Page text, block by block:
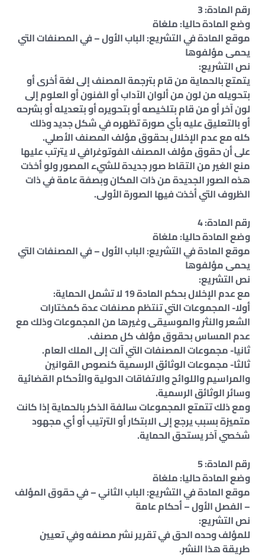
رقم المادة: 3
وضع المادة حاليا: ملغاة
موقع المادة في التشريع: الباب الأول – في المصنفات التي
يحمى مؤلفوها
نص التشريع:
يتمتع بالحماية من قام بترجمة المصنف إلى لغة أخرى أو
بتحويله من لون من ألوان الآداب أو الفنون أو العلوم إلى
لون آخر أو من قام بتلخيصه أو بتحويره أو بتعديله أو بشرحه
أو بالتعليق عليه بأي صورة تظهره في شكل جديد وذلك
كله مع عدم الإخلال بحقوق مؤلف المصنف الأصلي.
على أن حقوق مؤلف المصنف الفوتوغرافي لا يترتب عليها
منع الغير من التقاط صور جديدة للشيء المصور ولو أخذت
هذه الصور الجديدة من ذات المكان وبصفة عامة في ذات
الظروف التي أخذت فيها الصورة الأولى.
رقم المادة: 4
وضع المادة حاليا: ملغاة
موقع المادة في التشريع: الباب الأول – في المصنفات التي
يحمى مؤلفوها
نص التشريع:
مع عدم الإخلال بحكم المادة 19 لا تشمل الحماية:
أولا- المجموعات التي تنتظم مصنفات عدة كمختارات
الشعر والنثر والموسيقى وغيرها من المجموعات وذلك مع
عدم المساس بحقوق مؤلف كل مصنف.
ثانيا- مجموعات المصنفات التي آلت إلى الملك العام.
ثالثا- مجموعات الوثائق الرسمية كنصوص القوانين
والمراسيم واللوائح والاتفاقات الدولية والأحكام القضائية
وسائر الوثائق الرسمية.
ومع ذلك تتمتع المجموعات سالفة الذكر بالحماية إذا كانت
متميزة بسبب يرجع إلى الابتكار أو الترتيب أو أي مجهود
شخصي آخر يستحق الحماية.
رقم المادة: 5
وضع المادة حاليا: ملغاة
موقع المادة في التشريع: الباب الثاني – في حقوق المؤلف
– الفصل الأول – أحكام عامة
نص التشريع:
للمؤلف وحده الحق في تقرير نشر مصنفه وفي تعيين
طريقة هذا النشر.